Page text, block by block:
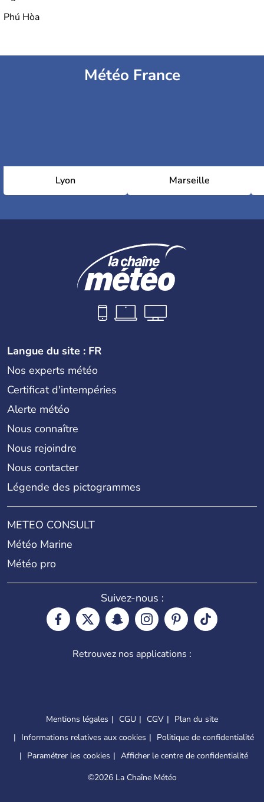
Phú Hòa
Météo France
Lyon Marseille
Langue du site : FR
Nos experts météo
Certificat d'intempéries
Alerte météo
Nous connaître
Nous rejoindre
Nous contacter
Légende des pictogrammes
METEO CONSULT
Météo Marine
Météo pro
Suivez-nous :
Retrouvez nos applications :
Mentions légales CGU CGV
Plan du site
Informations relatives aux cookies
Politique de confidentialité
Paramétrer les cookies
Afficher le centre de confidentialité
©2026 La Chaîne Météo